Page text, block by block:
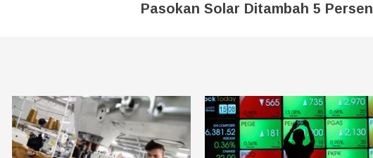
Pasokan Solar Ditambah 5 Persen